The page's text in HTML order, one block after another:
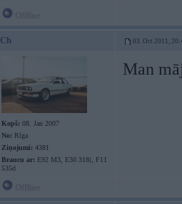
Ch 03. Oct 2011,
Kopš: 08. Jan 2007
No: Rīga
Ziņojumi: 4381
Braucu ar: E92 M3, E30 318i, F11
535d
Man